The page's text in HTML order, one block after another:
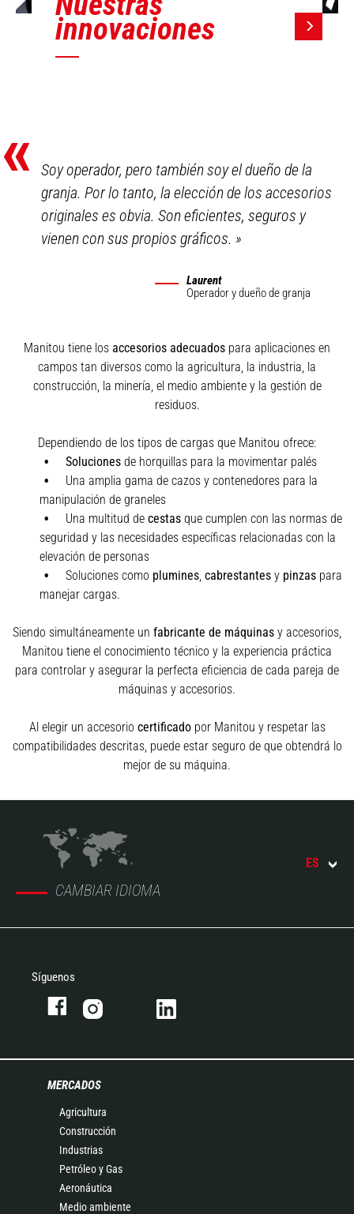
innovaciones
«
Soy operador, pero también soy el dueño de la
granja. Por lo tanto, la elección de los accesorios
originales es obvia. Son eficientes, seguros y
vienen con sus propios gráficos.»
Laurent
Operador y dueño de granja
Manitou tiene los accesorios adecuados para aplicaciones en
campos tan diversos como la agricultura, la industria, la
construcción, la minería, el medio ambiente y la gestión de
residuos.
Dependiendo de los tipos de cargas que Manitou ofrece:
Soluciones de horquillas para la movimentar palés
Una amplia gama de cazos y contenedores para la
manipulación de graneles
Una multitud de cestas que cumplen con las normas de
seguridad y las necesidades específicas relacionadas con la
elevación de personas
Soluciones como plumines cabrestantes y pinzas para
manejar cargas.
Siendo simultáneamente un fabricante de máquinas y accesorios,
Manitou tiene el conocimiento técnico y la experiencia práctica
para controlar y asegurar la perfecta eficiencia de cada pareja de
máquinas y accesorios.
Al elegir un accesorio certificadopor Manitou y respetar las
compatibilidades descritas, puede estar seguro de que obtendrá lo
mejor de su máquina.
CAMBIAR IDIOMA
ES
Síguenos
MERCADOS
Agricultura
Construcción
Industrias
Petróleo y Gas
Aeronáutica
Medio ambiente